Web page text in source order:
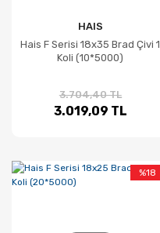
HAIS
Hais F Serisi 18x35 Brad Çivi 1
Koli (10*5000)
3.704,40 TL
3.019,09 TL
%18